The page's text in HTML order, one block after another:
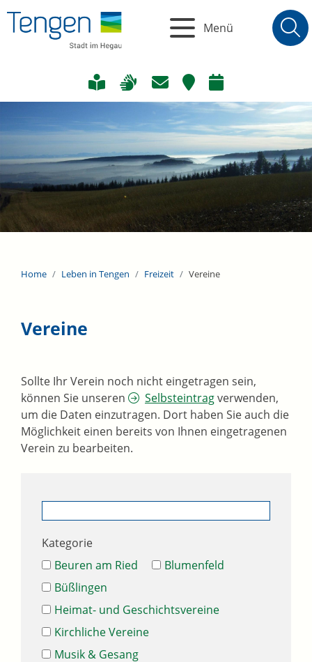
Menü
Home Leben in Tengen Freizeit Vereine
Vereine
Sollte Ihr Verein noch nicht eingetragen sein,
können Sie unseren
Selbsteintragverwenden,
um die Daten einzutragen. Dort haben Sie auch die
Möglichkeit einen bereits von Ihnen eingetragenen
Verein zu bearbeiten.
Kategorie
Beuren am Ried
Blumenfeld
Büßlingen
Heimat- und Geschichtsvereine
Kirchliche Vereine
Musik & Gesang